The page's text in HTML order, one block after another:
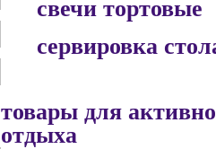
свечи тортовые
сервировка
товары для
отдыха